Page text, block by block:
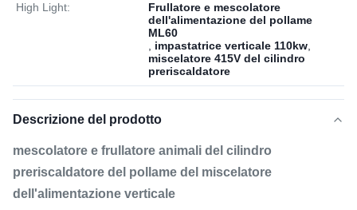
High Light:
Frullatore e mescolatore
dell'alimentazione del pollame
ML60
impastatrice verticale 110kw
miscelatore 415V del cilindro
preriscaldatore
Descrizione del prodotto
mescolatore e frullatore animali del cilindro
preriscaldatore del pollame del miscelatore
dell'alimentazione verticale